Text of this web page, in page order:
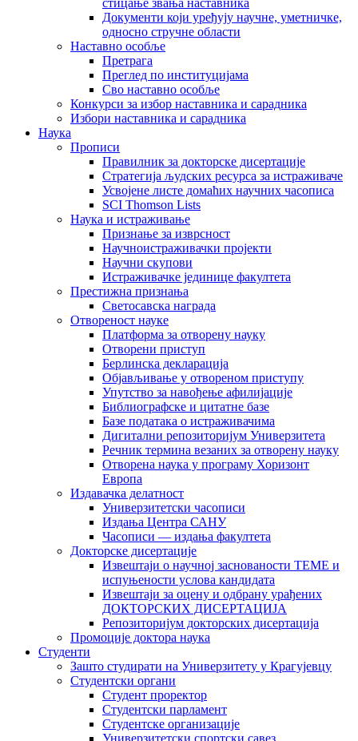
стицање звања наставника
Документи који уређују научне, уметничке,
односно стручне области
Наставно особље
Претрага
Преглед по институцијама
Сво наставно особље
Конкурси за избор наставника и сарадника
Избори наставника и сарадника
Наука
Прописи
Правилник за докторске дисертације
Стратегија људских ресурса за истраживаче
Усвојене листе домаћих научних часописа
SCI Thomson Lists
Наука и истраживање
Признање за изврсност
Научноистраживачки пројекти
Научни скупови
Истраживачке јединице факултета
Престижна признања
Светосавска награда
Отвореност науке
Платформа за отворену науку
Отворени приступ
Берлинска декларација
Објављивање у отвореном приступу
Упутство за навођење афилијације
Библиографске и цитатне базе
Базе података о истраживачима
Дигитални репозиторијум Универзитета
Рeчник термина везаних за отворену науку
Отворена наука у програму Хоризонт
Европа
Издавачка делатност
Универзитетски часописи
Издања Центра САНУ
Часописи — издања факултета
Докторске дисертације
Извештаји о научној заснованости ТЕМЕ и
испуњености услова кандидата
Извештаји за оцену и одбрану урађених
ДОКТОРСКИХ ДИСЕРТАЦИЈА
Репозиторијум докторских дисертација
Промоције доктора наука
Студенти
Зашто студирати на Универзитету у Крагујевцу
Студентски органи
Студент проректор
Студентски парламент
Студентске организације
Универзитетски спортски савез